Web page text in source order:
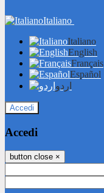
Italiano
Italiano
English
Français
Español
اردو
Accedi
Accedi
button close ×